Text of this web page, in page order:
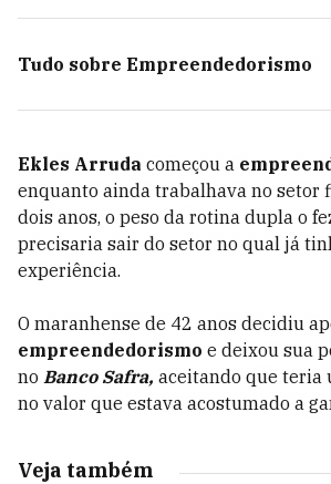
Tudo sobre Empreendedorismo
Ekles Arruda começou a
enquanto ainda trabalhava no setor
dois anos, o peso da rotina dupla o
precisaria sair do setor no qual já
experiência.
O maranhense de 42 anos decidiu
empreendedorismo e deixou sua
no Banco Safra, aceitando que teria
no valor que estava acostumado a
Veja também